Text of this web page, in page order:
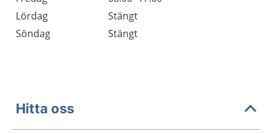
Lördag
Stängt
Söndag
Stängt
Hitta oss